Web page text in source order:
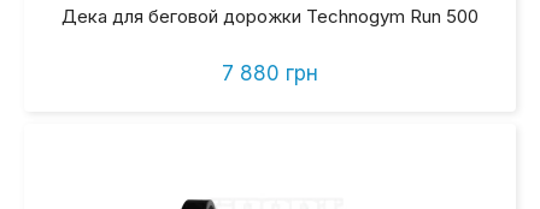
Дека для беговой дорожки Technogym Run 500
7 880 грн